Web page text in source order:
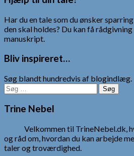
Har du en tale som du ønsker
den skal holdes? Du kan få
manuskript.
Bliv inspireret…
Søg blandt hundredvis af blogindlæg.
Søg
efter:
Trine Nebel
Velkommen til TrineNebel.dk,
og råd om, hvordan du kan arbejde
taler og troværdighed.